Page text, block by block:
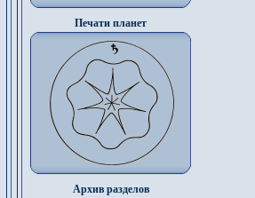
Печати планет
Архив разделов